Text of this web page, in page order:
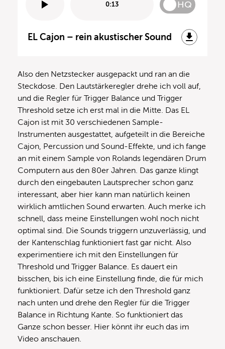
0:13 HQ
EL Cajon – rein akustischer Sound
Also den Netzstecker ausgepackt und ran an die
Steckdose. Den Lautstärkeregler drehe ich voll auf,
und die Regler für Trigger Balance und Trigger
Threshold setze ich erst mal in die Mitte. Das EL
Cajon ist mit 30 verschiedenen Sample-
Instrumenten ausgestattet, aufgeteilt in die Bereiche
Cajon, Percussion und Sound-Effekte, und ich fange
an mit einem Sample von Rolands legendären Drum
Computern aus den 80er Jahren. Das ganze klingt
durch den eingebauten Lautsprecher schon ganz
interessant, aber hier kann man natürlich keinen
wirklich amtlichen Sound erwarten. Auch merke ich
schnell, dass meine Einstellungen wohl noch nicht
optimal sind. Die Sounds triggern unzuverlässig, und
der Kantenschlag funktioniert fast gar nicht. Also
experimentiere ich mit den Einstellungen für
Threshold und Trigger Balance. Es dauert ein
bisschen, bis ich eine Einstellung finde, die für mich
funktioniert. Dafür setze ich den Threshold ganz
nach unten und drehe den Regler für die Trigger
Balance in Richtung Kante. So funktioniert das
Ganze schon besser. Hier könnt ihr euch das im
Video anschauen.